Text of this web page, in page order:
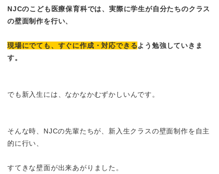
NJCのこども医療保育科では、実際に学生が自分たちのクラス
の壁面制作を行い、
現場にでても、すぐに作成・対応できるよう勉強していきま
す。
でも新入生には、なかなかむずかしいんです。
そんな時、NJCの先輩たちが、新入生クラスの壁面制作を自主
的に行い、
すてきな壁面が出来あがりました。